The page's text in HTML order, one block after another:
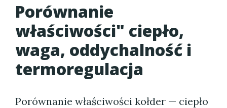
Porównanie
właściwości" ciepło,
waga, oddychalność i
termoregulacja
Porównanie właściwości kołder — ciepło